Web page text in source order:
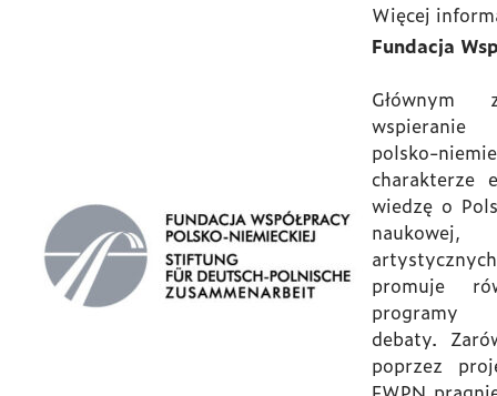
Więcej
Fundacja
Głównym
wspieranie
polsko-
charakterze
wiedzę o
promuje
programy
debaty.
poprzez